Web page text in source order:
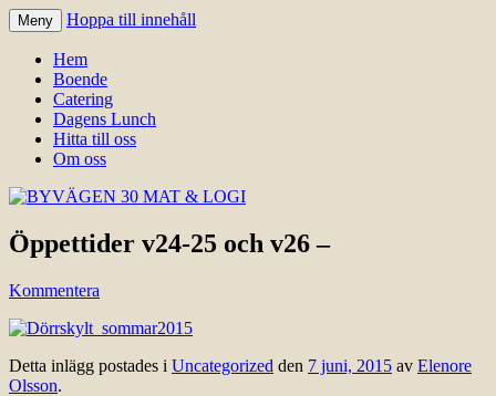
BYVÄGEN 30 MAT & LOGI
upplevelse hos oss.
Meny Hoppa till innehåll
Hem
Boende
Catering
Dagens Lunch
Hitta till oss
Om oss
Öppettider v24-25 och v26 –
Kommentera
Detta inlägg postades i Uncategorized den 7 juni, 2015 av Elenore
Olsson.